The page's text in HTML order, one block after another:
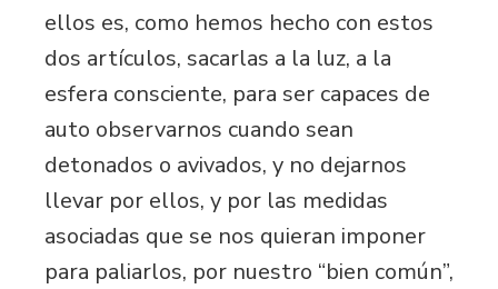
ellos es, como hemos hecho con estos
dos artículos, sacarlas a la luz, a la
esfera consciente, para ser capaces de
auto observarnos cuando sean
detonados o avivados, y no dejarnos
llevar por ellos, y por las medidas
asociadas que se nos quieran imponer
para paliarlos, por nuestro “bien común”,